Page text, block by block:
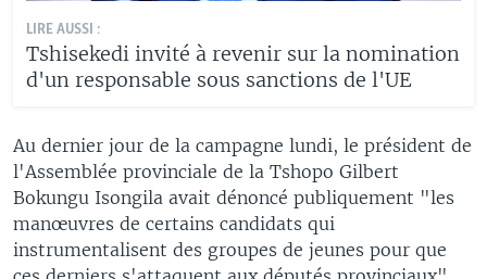
LIRE AUSSI :
Tshisekedi invité à revenir sur la nomination
d'un responsable sous sanctions de l'UE
Au dernier jour de la campagne lundi, le président de
l'Assemblée provinciale de la Tshopo Gilbert
Bokungu Isongila avait dénoncé publiquement "les
manœuvres de certains candidats qui
instrumentalisent des groupes de jeunes pour que